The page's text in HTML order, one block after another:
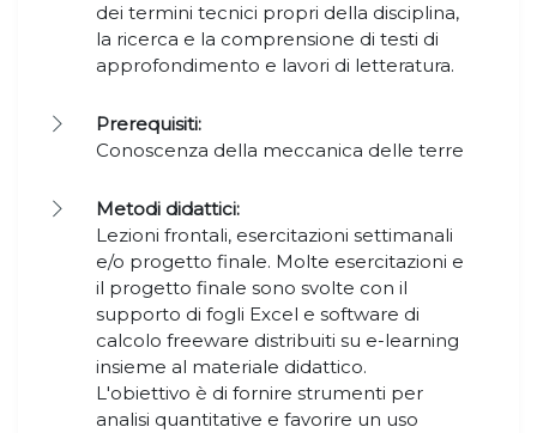
dei termini tecnici propri della disciplina,
la ricerca e la comprensione di testi di
approfondimento e lavori di letteratura.
Prerequisiti:
Conoscenza della meccanica delle terre
Metodi didattici:
Lezioni frontali, esercitazioni settimanali
e/o progetto finale. Molte esercitazioni e
il progetto finale sono svolte con il
supporto di fogli Excel e software di
calcolo freeware distribuiti su e-learning
insieme al materiale didattico.
L'obiettivo è di fornire strumenti per
analisi quantitative e favorire un uso